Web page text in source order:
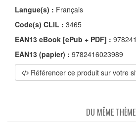
Langue(s) : Français
Code(s) CLIL : 3465
EAN13 eBook [ePub + PDF] :
EAN13 (papier) : 9782416023989
Référencer ce produit sur votre
DU MÊME THÈME